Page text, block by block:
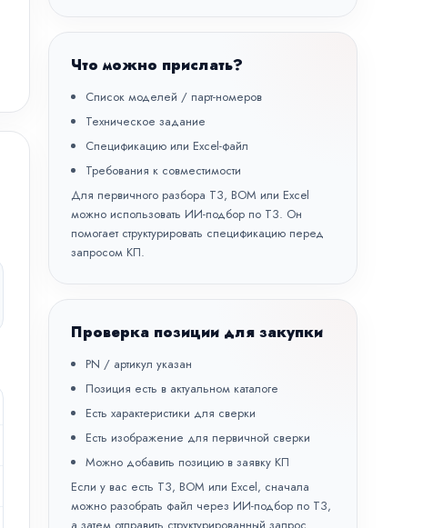
Что можно прислать?
Список моделей / парт-номеров
Техническое задание
Спецификацию или Excel-файл
Требования к совместимости
Для первичного разбора ТЗ, BOM или Excel
можно использовать ИИ-подбор по ТЗ. Он
помогает структурировать спецификацию перед
запросом КП.
Проверка позиции для закупки
PN / артикул указан
Позиция есть в актуальном каталоге
Есть характеристики для сверки
Есть изображение для первичной сверки
Можно добавить позицию в заявку КП
Если у вас есть ТЗ, BOM или Excel, сначала
можно разобрать файл через ИИ-подбор по ТЗ,